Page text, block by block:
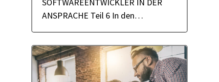
SOFTWAREENTWICKLER IN DER
ANSPRACHE Teil 6 In den…